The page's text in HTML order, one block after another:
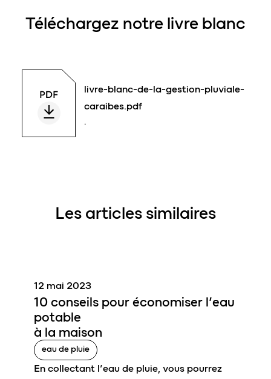
Téléchargez notre livre blanc
livre-blanc-de-la-gestion-pluviale-
caraibes.pdf
.
Les articles similaires
10 conseils pour économiser l’eau
potable
à la maison
12 mai 2023
eau de pluie
En collectant l’eau de pluie, vous pourrez